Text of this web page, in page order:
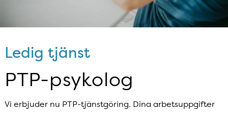
Ledig tjänst
PTP-psykolog
Vi erbjuder nu PTP-tjänstgöring. Dina arbetsuppgifter